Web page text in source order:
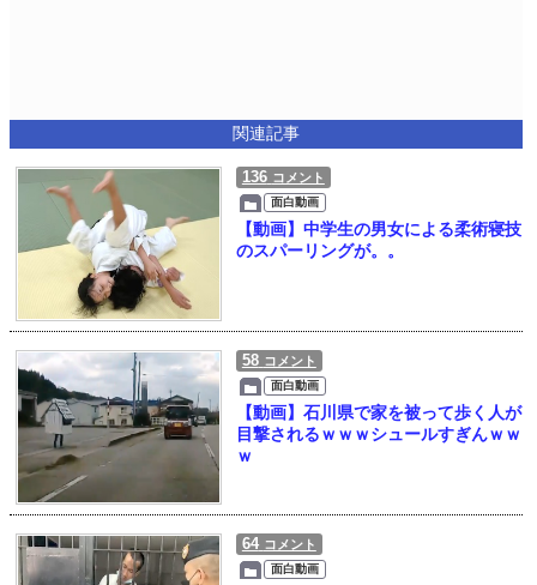
関連記事
136 コメント
面白動画
【動画】中学生の男女による柔術寝技
のスパーリングが。。
58 コメント
面白動画
【動画】石川県で家を被って歩く人が
目撃されるｗｗｗシュールすぎんｗｗ
ｗ
64 コメント
面白動画